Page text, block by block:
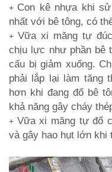
+ Con kê nhựa khi
nhất với bê tông, có
+ Vữa xi măng tự
chịu lực như phần bê
cấu bị giảm xuống.
phải lắp lại làm tăng
hơn khi đang đổ bê
khả năng gây cháy
+ Vữa xi măng tự đổ
và gây hao hụt lớn khi